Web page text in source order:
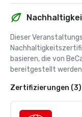
Dieser
basieren, die von
bereitgestellt
Zertifizierungen (3)